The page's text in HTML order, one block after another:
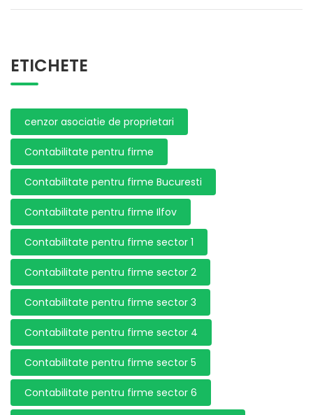
ETICHETE
cenzor asociatie de proprietari
Contabilitate pentru firme
Contabilitate pentru firme Bucuresti
Contabilitate pentru firme Ilfov
Contabilitate pentru firme sector 1
Contabilitate pentru firme sector 2
Contabilitate pentru firme sector 3
Contabilitate pentru firme sector 4
Contabilitate pentru firme sector 5
Contabilitate pentru firme sector 6